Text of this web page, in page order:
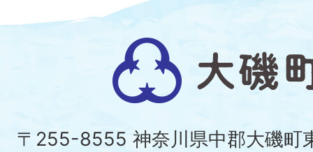
大
磯
町
〒255-8555 神奈川県中郡大磯